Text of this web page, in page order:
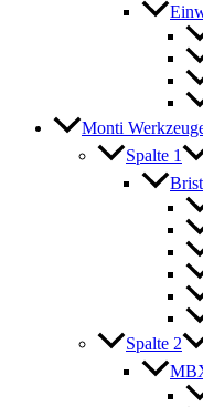
Monti
Spalte 1
Spalte 2